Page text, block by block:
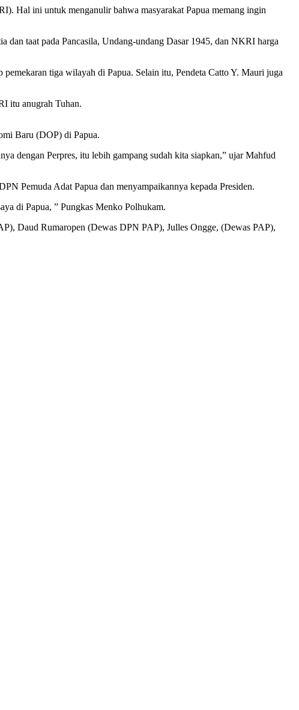
Hal ini untuk menganulir bahwa masyarakat Papua memang ingin
dan taat pada Pancasila, Undang-undang Dasar 1945, dan NKRI harga
pemekaran tiga wilayah di Papua. Selain itu, Pendeta Catto Y. Mauri juga
itu anugrah Tuhan.
Baru (DOP) di Papua.
dengan Perpres, itu lebih gampang sudah kita siapkan,” ujar Mahfud
Pemuda Adat Papua dan menyampaikannya kepada Presiden.
di Papua, ” Pungkas Menko Polhukam.
Daud Rumaropen (Dewas DPN PAP), Julles Ongge, (Dewas PAP),